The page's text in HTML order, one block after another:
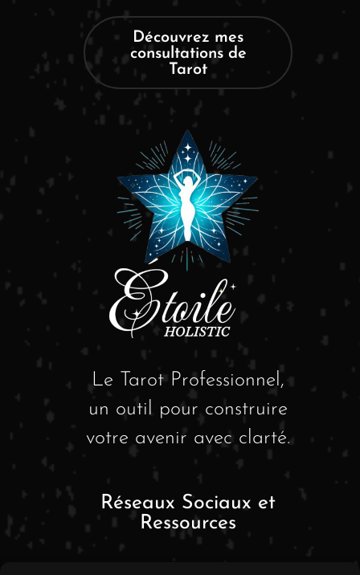
Découvrez mes
consultations de
Tarot
Le Tarot Professionnel,
un outil pour construire
votre avenir avec clarté.
Réseaux Sociaux et
Ressources